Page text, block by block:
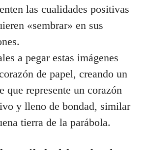
las cualidades positivas
«sembrar» en sus
a pegar estas imágenes
de papel, creando un
que represente un corazón
y lleno de bondad, similar
tierra de la parábola.